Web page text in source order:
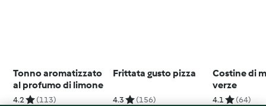
Tonno aromatizzato
al profumo di limone
4.2 (113)
Frittata gusto pizza
4.3 (156)
Costine di
verze
4.1 (64)